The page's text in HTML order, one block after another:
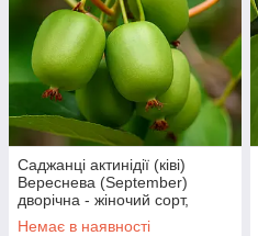
Саджанці актинідії (ківі)
Вереснева (September)
дворічна - жіночий сорт,
урожайна, великоплідна С1.5
Немає в наявності